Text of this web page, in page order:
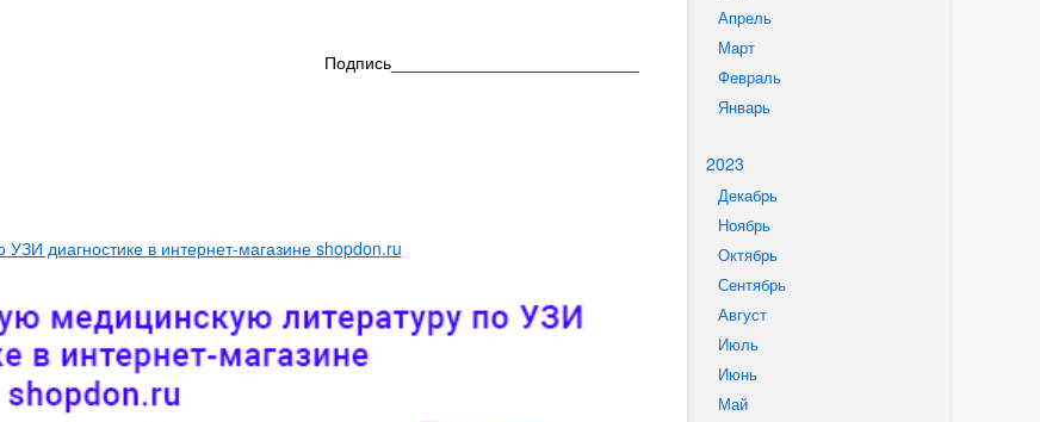
Апрель
Март
Февраль
Январь
2023
Декабрь
Ноябрь
Октябрь
Сентябрь
Август
Июль
Июнь
Май
Подпись__________________________
диагностике в интернет-магазине shopdon.ru